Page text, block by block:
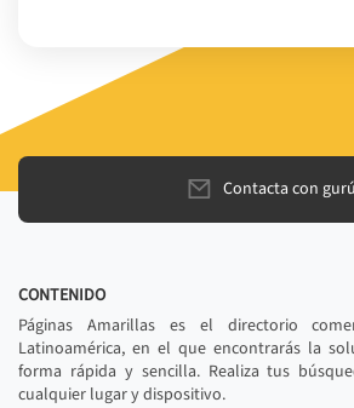
Contacta con gurú
CONTENIDO
Páginas Amarillas es el directorio
Latinoamérica, en el que encontrarás la
forma rápida y sencilla. Realiza tus
cualquier lugar y dispositivo.